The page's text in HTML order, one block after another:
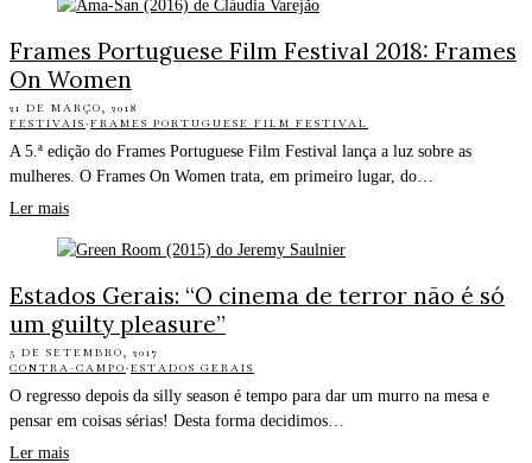
Frames Portuguese Film Festival 2018: Frames
On Women
21 DE MARÇO, 2018
FESTIVAIS·FRAMES PORTUGUESE FILM FESTIVAL
A 5.ª edição do Frames Portuguese Film Festival lança a luz sobre as
mulheres. O Frames On Women trata, em primeiro lugar, do…
Ler mais
Estados Gerais: “O cinema de terror não é só
um guilty pleasure”
5 DE SETEMBRO, 2017
CONTRA-CAMPO·ESTADOS GERAIS
O regresso depois da silly season é tempo para dar um murro na mesa e
pensar em coisas sérias! Desta forma decidimos…
Ler mais